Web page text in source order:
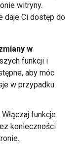
witryny.
daje Ci dostęp do
w
funkcji i
aby móc
w przypadku
Włączaj funkcje
konieczności